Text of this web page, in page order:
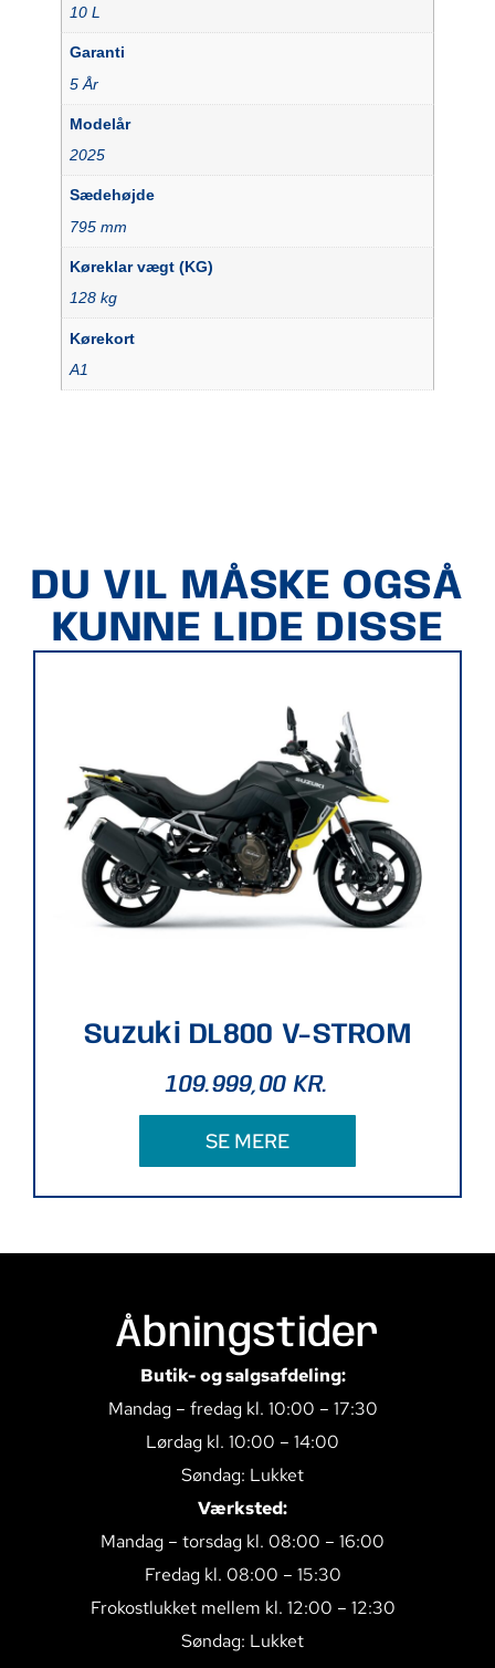
10 L
Garanti
5 År
Modelår
2025
Sædehøjde
795 mm
Køreklar vægt (KG)
128 kg
Kørekort
A1
DU VIL MÅSKE OGSÅ
KUNNE LIDE DISSE
Suzuki DL800 V-STROM
109.999,00KR.
SE MERE
Åbningstider
Butik- og salgsafdeling:
Mandag – fredag kl. 10:00 – 17:30
Lørdag kl. 10:00 – 14:00
Søndag: Lukket
Værksted:
Mandag – torsdag kl. 08:00 – 16:00
Fredag kl. 08:00 – 15:30
Frokostlukket mellem kl. 12:00 – 12:30
Søndag: Lukket